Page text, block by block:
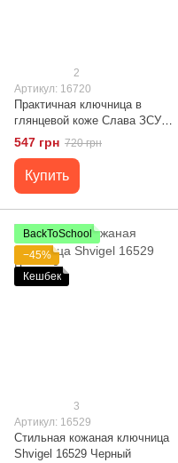
2
Артикул: 16720
Практичная ключница в
глянцевой коже Слава ЗСУ
GRANDE PELLE 16720 Светло-
коричневая
547 грн 720 грн
Купить
BackToSchool
−45%
Кешбек
3
Артикул: 16529
Стильная кожаная ключница
Shvigel 16529 Черный